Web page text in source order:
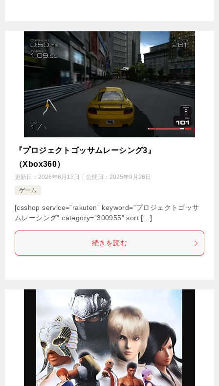
『プロジェクトゴッサムレーシング3』
（Xbox360）
更新日： 2026年6月13日 公開日： 2025年9月26日
ゲーム
[csshop service=”rakuten” keyword=”プロジェクトゴッサ
ムレーシング” category=”300955″ sort […]
続きを読む